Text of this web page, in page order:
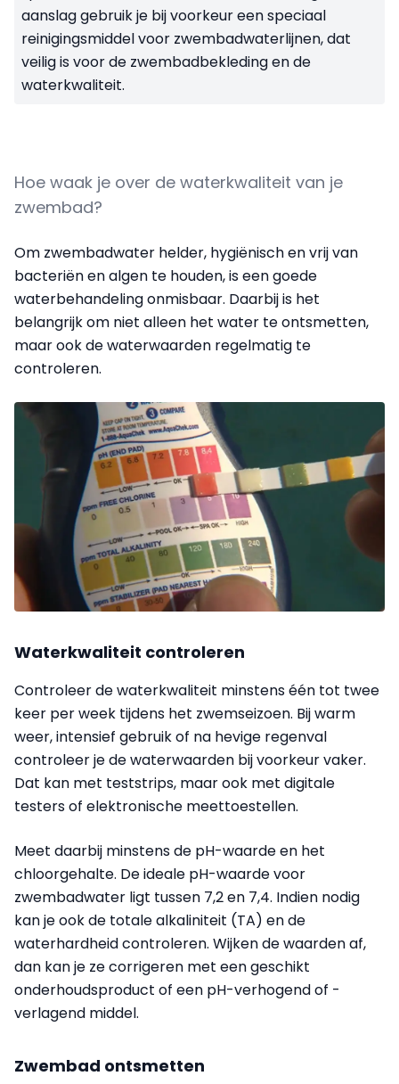
aanslag gebruik je bij voorkeur een speciaal
reinigingsmiddel voor zwembadwaterlijnen, dat
veilig is voor de zwembadbekleding en de
waterkwaliteit.
Hoe waak je over de waterkwaliteit van je
zwembad?
Om zwembadwater helder, hygiënisch en vrij van
bacteriën en algen te houden, is een goede
waterbehandeling onmisbaar. Daarbij is het
belangrijk om niet alleen het water te ontsmetten,
maar ook de waterwaarden regelmatig te
controleren.
Waterkwaliteit controleren
Controleer de waterkwaliteit minstens één tot twee
keer per week tijdens het zwemseizoen. Bij warm
weer, intensief gebruik of na hevige regenval
controleer je de waterwaarden bij voorkeur vaker.
Dat kan met teststrips, maar ook met digitale
testers of elektronische meettoestellen.
Meet daarbij minstens de pH-waarde en het
chloorgehalte. De ideale pH-waarde voor
zwembadwater ligt tussen 7,2 en 7,4. Indien nodig
kan je ook de totale alkaliniteit (TA) en de
waterhardheid controleren. Wijken de waarden af,
dan kan je ze corrigeren met een geschikt
onderhoudsproduct of een pH-verhogend of -
verlagend middel.
Zwembad ontsmetten